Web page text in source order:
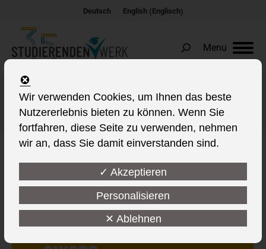
Deutsch English(Englisch)
Menu
Search:
Autoren-Archive:Anja Kreisel
Sie befinden sich hier:
Wir verwenden Cookies, um Ihnen das beste
Nutzererlebnis bieten zu können. Wenn Sie
fortfahren, diese Seite zu verwenden, nehmen
wir an, dass Sie damit einverstanden sind.
✓ Akzeptieren
Personalisieren
✕ Ablehnen